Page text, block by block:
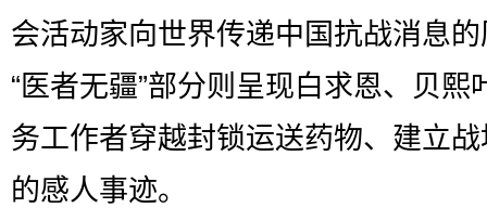
会活动家向世界传递中国抗战消息
“医者无疆”部分则呈现白求恩、贝熙
务工作者穿越封锁运送药物、建立
的感人事迹。